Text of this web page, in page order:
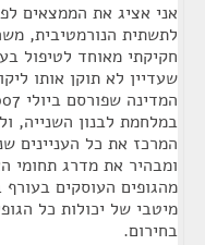
אני אציג את הממצאים
לתשתית הנורמטיבית,
חקיקתי מאוחד לטיפול
שעדיין לא תוקן אותו
במלחמת לבנון השנייה,
המרכז את כל העניינים
ומבהיר את מדרג תחומי
מהגופים העוסקים
מיטבי של יכולות כל
בחירום.